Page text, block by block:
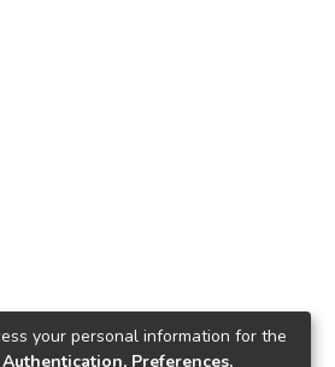
your personal information for the
Authentication, Preferences,